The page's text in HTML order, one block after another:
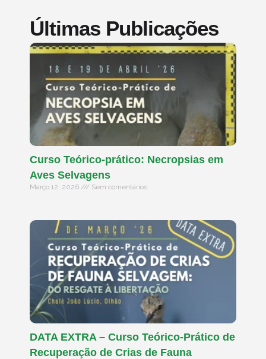
Últimas Publicações
Curso Teórico-prático: Necropsias em
Aves Selvagens
Março 12, 2026 Sem comentários
DATA EXTRA – Curso Teórico-Prático de
Recuperação de Crias de Fauna